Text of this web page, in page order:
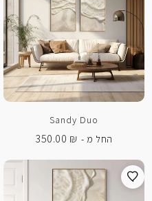
Sandy Duo
החל מ -
350.00 ₪